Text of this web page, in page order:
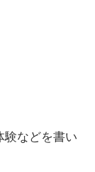
験などを書い